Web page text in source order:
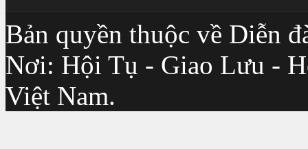
Bản quyền thuộc về Diễn
Nơi: Hội Tụ - Giao Lưu -
Việt Nam.